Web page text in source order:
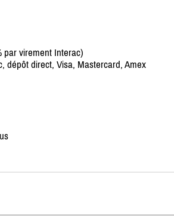
par virement Interac)
dépôt direct, Visa, Mastercard, Amex